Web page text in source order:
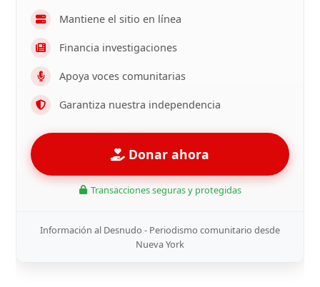
Mantiene el sitio en línea
Financia investigaciones
Apoya voces comunitarias
Garantiza nuestra independencia
Donar ahora
Transacciones seguras y protegidas
Información al Desnudo - Periodismo comunitario desde
Nueva York